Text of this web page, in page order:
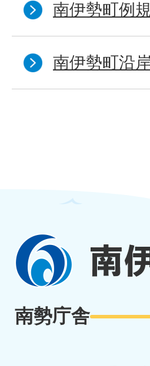
南伊勢町例
南伊勢町沿
南勢庁舎